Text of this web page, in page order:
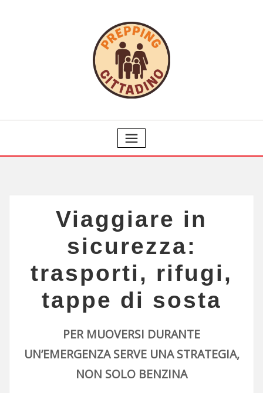
Viaggiare in
sicurezza:
trasporti, rifugi,
tappe di sosta
PER MUOVERSI DURANTE
UN’EMERGENZA SERVE UNA STRATEGIA,
NON SOLO BENZINA